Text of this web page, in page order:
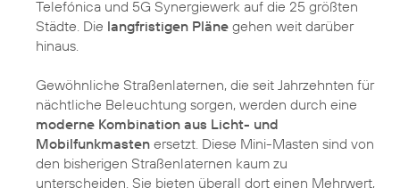
Telefónica und 5G Synergiewerk auf die 25 größten
Städte. Die langfristigen Pläne gehen weit darüber
hinaus.
Gewöhnliche Straßenlaternen, die seit Jahrzehnten für
nächtliche Beleuchtung sorgen, werden durch eine
moderne Kombination aus Licht- und
Mobilfunkmasten ersetzt. Diese Mini-Masten sind von
den bisherigen Straßenlaternen kaum zu
unterscheiden. Sie bieten überall dort einen Mehrwert,